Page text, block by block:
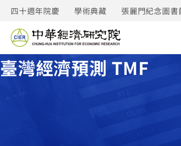
四十週年院慶 學術典藏 張麗門紀念圖書
臺灣經濟預測 TMF